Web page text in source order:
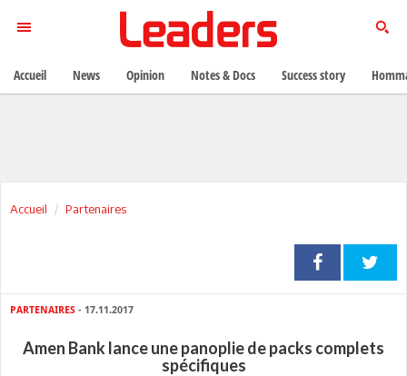
Accueil Partenaires
PARTENAIRES - 17.11.2017
Amen Bank lance une panoplie de packs complets
spécifiques
Accueil News Opinion Notes & Docs Success story